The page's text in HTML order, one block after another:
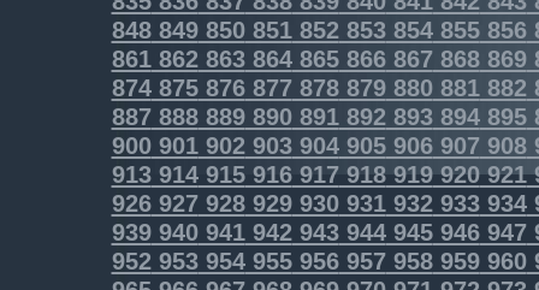
848849850851852853854855856
861862863864865866867 868869
874875876877 878879880 881882
887888889890891892893894895
900901902903904905906907 908
913914915916917918919920921
926927928929930931932933934
939940941942943944945946947
952953954955956957958959960